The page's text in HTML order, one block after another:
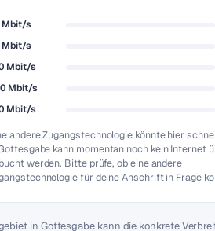
Mbit/s
Mbit/s
Mbit/s
Mbit/s
Mbit/s
andere Zugangstechnologie könnte hier
kann momentan noch kein Internet
werden. Bitte prüfe, ob eine andere
für deine Anschrift in Frage
in Gottesgabe kann die konkrete